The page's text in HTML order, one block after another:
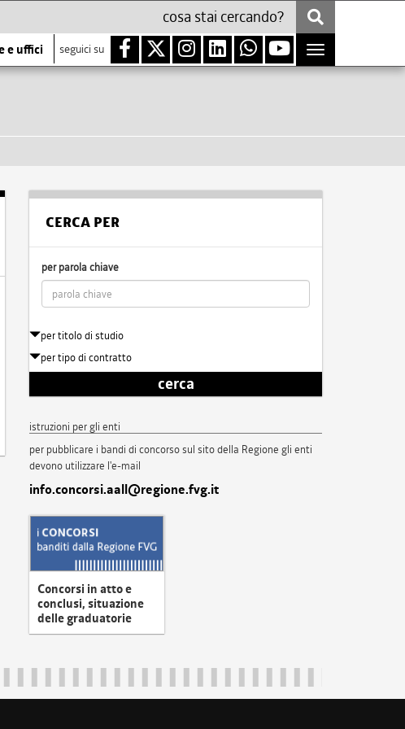
e uffici seguici su
Toggle
navigation
CERCA PER
per parola chiave
per titolo di studio
per tipo di contratto
cerca
istruzioni per gli enti
per pubblicare i bandi di concorso sul sito della Regione gli enti
devono utilizzare l'e-mail
info.concorsi.aall@regione.fvg.it
Concorsi in atto e
conclusi, situazione
delle graduatorie